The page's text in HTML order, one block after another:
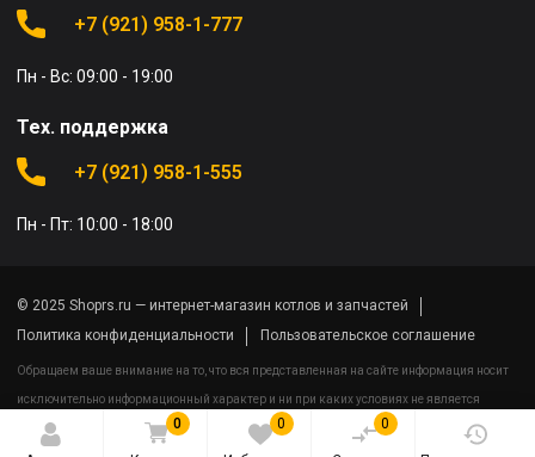
0 0 0
+7 (921) 958-1-777
Пн - Вс: 09:00 - 19:00
Тех. поддержка
+7 (921) 958-1-555
Пн - Пт: 10:00 - 18:00
© 2025 Shoprs.ru — интернет-магазин котлов и запчастей
Политика конфиденциальности
Пользовательское соглашение
Обращаем ваше внимание на то, что вся представленная на сайте информация носит
исключительно информационный характер и ни при каких условиях не является
публичной офертой определяемой положениями Статьи 437(2) Гражданского кодекса